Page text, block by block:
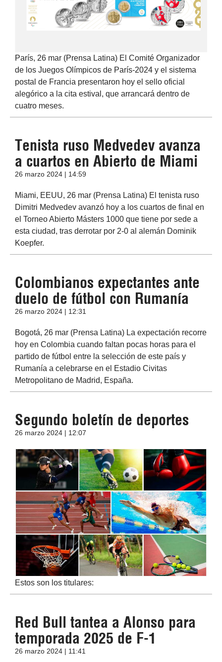
París, 26 mar (Prensa Latina) El Comité Organizador
de los Juegos Olímpicos de París-2024 y el sistema
postal de Francia presentaron hoy el sello oficial
alegórico a la cita estival, que arrancará dentro de
cuatro meses.
Tenista ruso Medvedev avanza
a cuartos en Abierto de Miami
26 marzo 2024 | 14:59
Miami, EEUU, 26 mar (Prensa Latina) El tenista ruso
Dimitri Medvedev avanzó hoy a los cuartos de final en
el Torneo Abierto Másters 1000 que tiene por sede a
esta ciudad, tras derrotar por 2-0 al alemán Dominik
Koepfer.
Colombianos expectantes ante
duelo de fútbol con Rumanía
26 marzo 2024 | 12:31
Bogotá, 26 mar (Prensa Latina) La expectación recorre
hoy en Colombia cuando faltan pocas horas para el
partido de fútbol entre la selección de este país y
Rumanía a celebrarse en el Estadio Civitas
Metropolitano de Madrid, España.
Segundo boletín de deportes
26 marzo 2024 | 12:07
Estos son los titulares:
Red Bull tantea a Alonso para
temporada 2025 de F-1
26 marzo 2024 | 11:41